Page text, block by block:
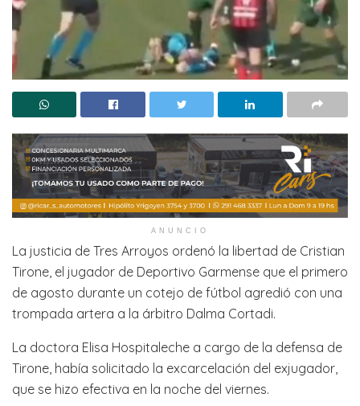
ANUNCIO
La justicia de Tres Arroyos ordenó la libertad de Cristian
Tirone, el jugador de Deportivo Garmense que el primero
de agosto durante un cotejo de fútbol agredió con una
trompada artera a la árbitro Dalma Cortadi.
La doctora Elisa Hospitaleche a cargo de la defensa de
Tirone, había solicitado la excarcelación del exjugador,
que se hizo efectiva en la noche del viernes.